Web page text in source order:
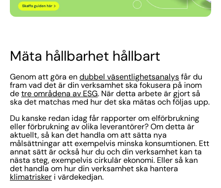
Mäta hållbarhet hållbart
Genom att göra en dubbel väsentlighetsanalys får du
fram vad det är din verksamhet ska fokusera på inom
de tre områdena av ESG. När detta arbete är gjort så
ska det matchas med hur det ska mätas och följas upp.
Du kanske redan idag får rapporter om elförbrukning
eller förbrukning av olika leverantörer? Om detta är
aktuellt, så kan det handla om att sätta nya
målsättningar att exempelvis minska konsumtionen. Ett
annat sätt är också hur du och din verksamhet kan ta
nästa steg, exempelvis cirkulär ekonomi. Eller så kan
det handla om hur din verksamhet ska hantera
klimatrisker i värdekedjan.